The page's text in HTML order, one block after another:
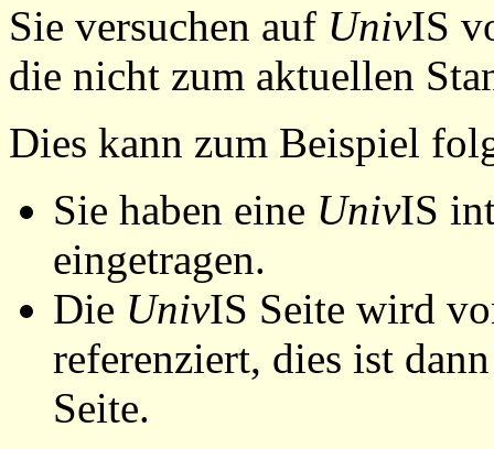
Sie versuchen auf UnivIS
die nicht zum aktuellen
Dies kann zum Beispiel
Sie haben eine UnivIS
eingetragen.
Die UnivIS Seite wird
referenziert, dies ist
Seite.